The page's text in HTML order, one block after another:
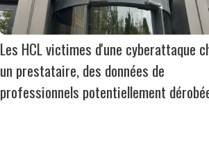
Les HCL victimes d'une cyberattaque
un prestataire, des données de
professionnels potentiellement